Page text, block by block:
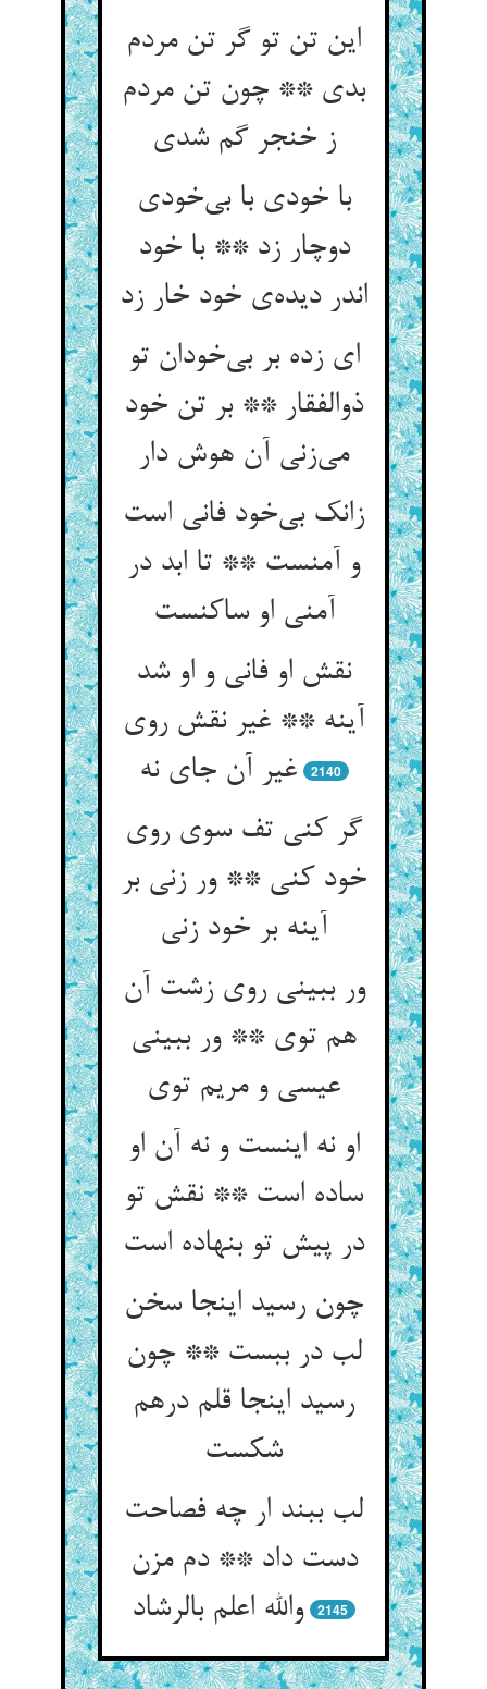
این تن تو گر تن مردم
بدی ** چون تن مردم
ز خنجر گم شدی
با خودی با بی‌خودی
دوچار زد ** با خود
اندر دیده‌ی خود خار زد
ای زده بر بی‌خودان تو
ذوالفقار ** بر تن خود
می‌زنی آن هوش دار
زانک بی‌خود فانی است
و آمنست ** تا ابد در
آمنی او ساکنست
نقش او فانی و او شد
آینه ** غیر نقش روی
غیر آن جای نه
2140
گر کنی تف سوی روی
خود کنی ** ور زنی بر
آینه بر خود زنی
ور ببینی روی زشت آن
هم توی ** ور ببینی
عیسی و مریم توی
او نه اینست و نه آن او
ساده است ** نقش تو
در پیش تو بنهاده است
چون رسید اینجا سخن
لب در ببست ** چون
رسید اینجا قلم درهم
شکست
لب ببند ار چه فصاحت
دست داد ** دم مزن
والله اعلم بالرشاد
2145